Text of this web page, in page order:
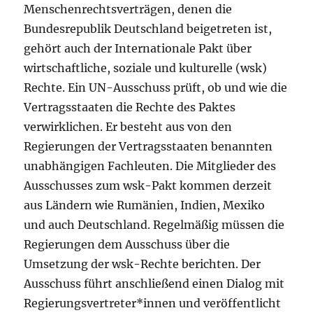
Menschenrechtsverträgen, denen die
Bundesrepublik Deutschland beigetreten ist,
gehört auch der Internationale Pakt über
wirtschaftliche, soziale und kulturelle (wsk)
Rechte. Ein UN-Ausschuss prüft, ob und wie die
Vertragsstaaten die Rechte des Paktes
verwirklichen. Er besteht aus von den
Regierungen der Vertragsstaaten benannten
unabhängigen Fachleuten. Die Mitglieder des
Ausschusses zum wsk-Pakt kommen derzeit
aus Ländern wie Rumänien, Indien, Mexiko
und auch Deutschland. Regelmäßig müssen die
Regierungen dem Ausschuss über die
Umsetzung der wsk-Rechte berichten. Der
Ausschuss führt anschließend einen Dialog mit
Regierungsvertreter*innen und veröffentlicht